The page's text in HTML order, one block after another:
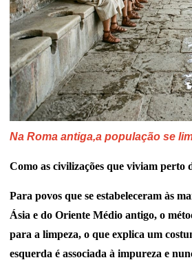
Na Roma antiga,a população se
Como as civilizações que viviam perto
Para povos que se estabeleceram às
Ásia e do Oriente Médio antigo, o
para a limpeza, o que explica um
esquerda é associada à impureza e